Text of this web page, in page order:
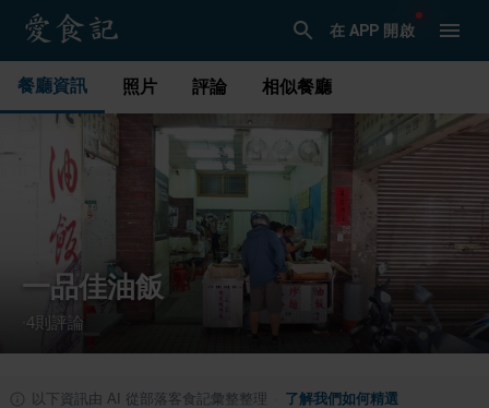
在 APP 開啟
餐廳資訊 照片 評論 相似餐廳
一品佳油飯
4則評論
以下資訊由 AI 從部落客食記彙整整理 了解我們如何精選